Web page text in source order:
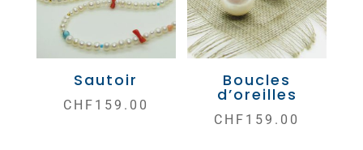
Sautoir
CHF 159.00
Boucles
d’oreilles
CHF 159.00